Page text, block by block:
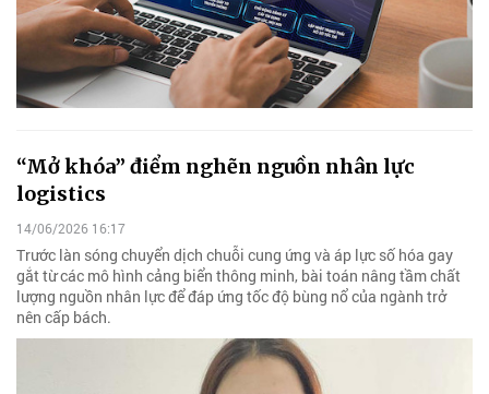
“Mở khóa” điểm nghẽn nguồn nhân lực
logistics
14/06/2026 16:17
Trước làn sóng chuyển dịch chuỗi cung ứng và áp lực số hóa gay
gắt từ các mô hình cảng biển thông minh, bài toán nâng tầm chất
lượng nguồn nhân lực để đáp ứng tốc độ bùng nổ của ngành trở
nên cấp bách.